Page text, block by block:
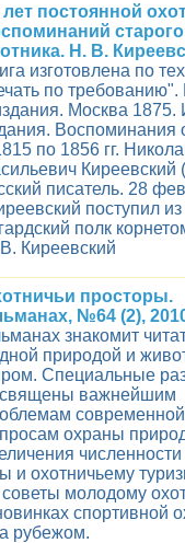
лет постоянной
старого
Н. В.
изготовлена по
по требованию".
Москва 1875.
Воспоминания
по 1856 гг.
писатель. 28
поступил
полк
Киреевский
просторы.
№64 (2),
знакомит
природой и
Специальные
важнейшим
охраны
численности
и охотничьему
молодому
спортивной
рубежом.